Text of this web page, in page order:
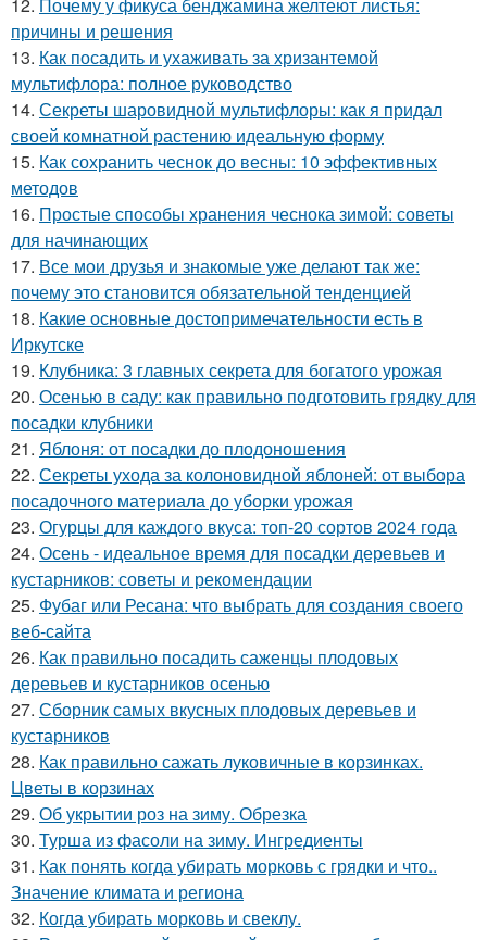
причины и решения
13. Как посадить и ухаживать за хризантемой
мультифлора: полное руководство
14. Секреты шаровидной мультифлоры: как я придал
своей комнатной растению идеальную форму
15. Как сохранить чеснок до весны: 10 эффективных
методов
16. Простые способы хранения чеснока зимой: советы
для начинающих
17. Все мои друзья и знакомые уже делают так же:
почему это становится обязательной тенденцией
18. Какие основные достопримечательности есть в
Иркутске
19. Клубника: 3 главных секрета для богатого урожая
20. Осенью в саду: как правильно подготовить грядку для
посадки клубники
21. Яблоня: от посадки до плодоношения
22. Секреты ухода за колоновидной яблоней: от выбора
посадочного материала до уборки урожая
23. Огурцы для каждого вкуса: топ-20 сортов 2024 года
24. Осень - идеальное время для посадки деревьев и
кустарников: советы и рекомендации
25. Фубаг или Ресана: что выбрать для создания своего
веб-сайта
26. Как правильно посадить саженцы плодовых
деревьев и кустарников осенью
27. Сборник самых вкусных плодовых деревьев и
кустарников
28. Как правильно сажать луковичные в корзинках.
Цветы в корзинах
29. Об укрытии роз на зиму. Обрезка
30. Турша из фасоли на зиму. Ингредиенты
31. Как понять когда убирать морковь с грядки и что..
Значение климата и региона
32. Когда убирать морковь и свеклу.